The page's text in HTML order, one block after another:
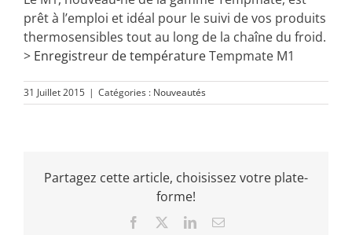
prêt à l’emploi et idéal pour le suivi de vos produits
thermosensibles tout au long de la chaîne du froid.
> Enregistreur de températureTempmate M1
31 Juillet 2015 | Catégories : Nouveautés
Partagez cette article, choisissez votre plate-
forme!
Facebook LinkedInEmail